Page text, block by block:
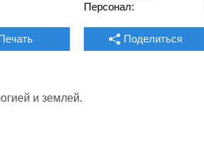
Персонал:
Поделиться
и землей.